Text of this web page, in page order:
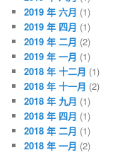
2019 年 六月 (1)
2019 年 四月 (1)
2019 年 二月 (2)
2019 年 一月 (1)
2018 年 十二月 (1)
2018 年 十一月 (2)
2018 年 九月 (1)
2018 年 四月 (1)
2018 年 二月 (1)
2018 年 一月 (2)